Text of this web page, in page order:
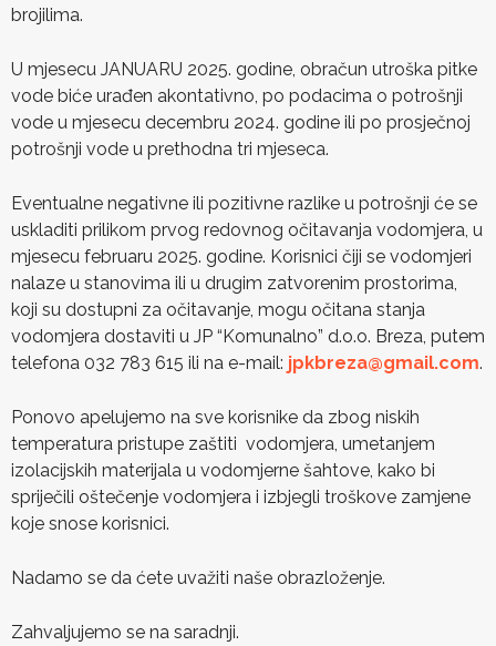
brojilima.
U mjesecu JANUARU 2025. godine, obračun utroška pitke
vode biće urađen akontativno, po podacima o potrošnji
vode u mjesecu decembru 2024. godine ili po prosječnoj
potrošnji vode u prethodna tri mjeseca.
Eventualne negativne ili pozitivne razlike u potrošnji će se
uskladiti prilikom prvog redovnog očitavanja vodomjera, u
mjesecu februaru 2025. godine. Korisnici čiji se vodomjeri
nalaze u stanovima ili u drugim zatvorenim prostorima,
koji su dostupni za očitavanje, mogu očitana stanja
vodomjera dostaviti u JP “Komunalno” d.o.o. Breza, putem
telefona 032 783 615 ili na e-mail: jpkbreza@gmail.com.
Ponovo apelujemo na sve korisnike da zbog niskih
temperatura pristupe zaštiti vodomjera, umetanjem
izolacijskih materijala u vodomjerne šahtove, kako bi
spriječili oštečenje vodomjera i izbjegli troškove zamjene
koje snose korisnici.
Nadamo se da ćete uvažiti naše obrazloženje.
Zahvaljujemo se na saradnji.